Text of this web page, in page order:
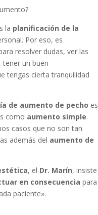
la planificación de la
Por eso, es
resolver dudas, ver las
tener un buen
tengas cierta tranquilidad
de aumento de pecho es
como aumento simple.
casos que no son tan
además del aumento de
, el Dr. Marín, insiste
en consecuencia para
paciente».